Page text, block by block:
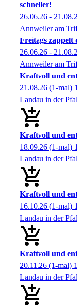
schneller!
26.06.26 -
Annweiler am
Freitags zappelt
26.06.26 -
Annweiler am
Kraftvoll und
21.08.26 (1-mal)
Landau in der
Kraftvoll und
18.09.26 (1-mal)
Landau in der
Kraftvoll und
16.10.26 (1-mal)
Landau in der
Kraftvoll und
20.11.26 (1-mal)
Landau in der